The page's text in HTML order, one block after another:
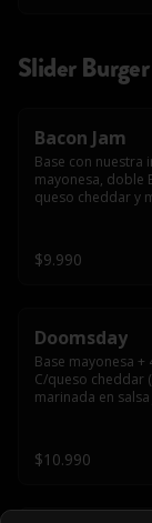
Slider Burger
Bacon Jam
Base con nuestra
mayonesa, doble
queso cheddar y
$9.990
Doomsday
Base mayonesa
C/queso cheddar
marinada en salsa
$10.990